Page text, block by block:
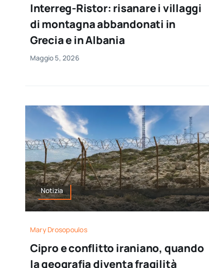
Interreg-Ristor: risanare i villaggi
di montagna abbandonati in
Grecia e in Albania
Maggio 5, 2026
Notizia
Mary Drosopoulos
Cipro e conflitto iraniano, quando
la geografia diventa fragilità